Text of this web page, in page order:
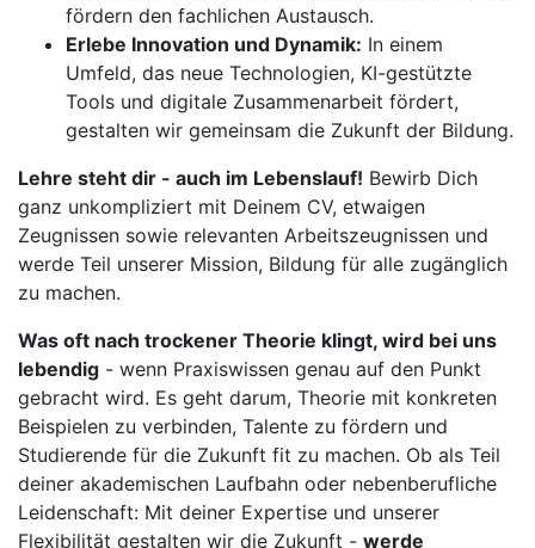
fördern den fachlichen Austausch.
Erlebe Innovation und Dynamik: In einem
Umfeld, das neue Technologien, KI-gestützte
Tools und digitale Zusammenarbeit fördert,
gestalten wir gemeinsam die Zukunft der Bildung.
Lehre steht dir - auch im Lebenslauf! Bewirb Dich
ganz unkompliziert mit Deinem CV, etwaigen
Zeugnissen sowie relevanten Arbeitszeugnissen und
werde Teil unserer Mission, Bildung für alle zugänglich
zu machen.
Was oft nach trockener Theorie klingt, wird bei uns
lebendig - wenn Praxiswissen genau auf den Punkt
gebracht wird. Es geht darum, Theorie mit konkreten
Beispielen zu verbinden, Talente zu fördern und
Studierende für die Zukunft fit zu machen. Ob als Teil
deiner akademischen Laufbahn oder nebenberufliche
Leidenschaft: Mit deiner Expertise und unserer
Flexibilität gestalten wir die Zukunft - werde